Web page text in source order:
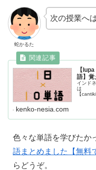
蛇かるた
次の授業へ
【
語】
インド
は
【
kenko-nesia.com
色々な単語を学びたか
語まとめました【無料
らどうぞ。